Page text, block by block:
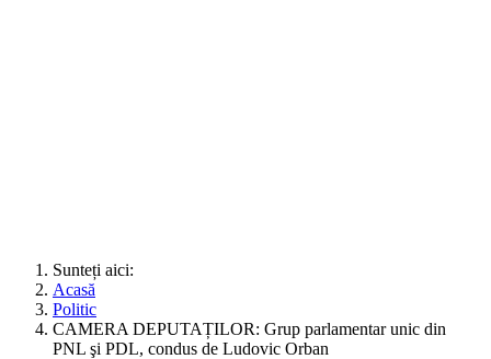
Sunteți aici:
Acasă
Politic
CAMERA DEPUTAȚILOR: Grup parlamentar unic din
PNL şi PDL, condus de Ludovic Orban